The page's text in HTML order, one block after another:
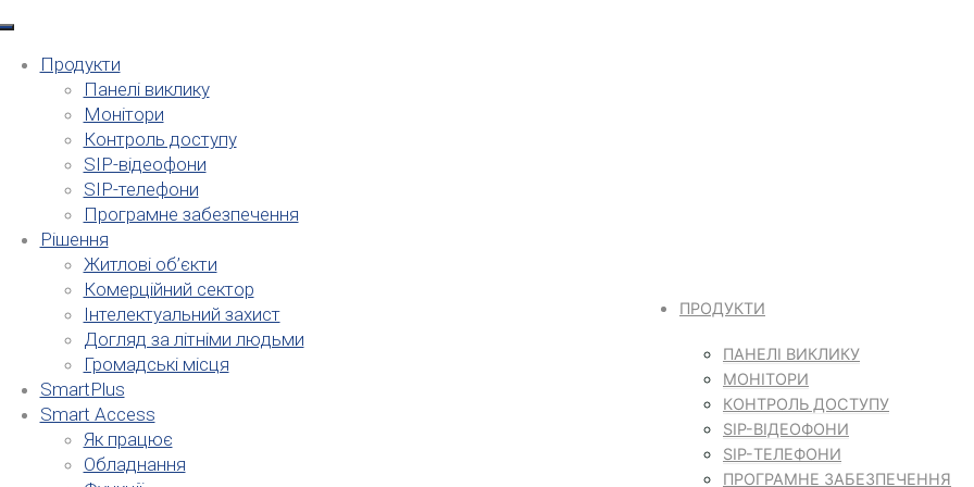
Продукти
Панелі виклику
Монітори
Контроль доступу
SIP-відеофони
SIP-телефони
Програмне забезпечення
Рішення
Житлові об’єкти
Комерційний сектор
Інтелектуальний захист
Догляд за літніми людьми
Громадські місця
SmartPlus
Smart Access
Як працює
Обладнання
ПРОДУКТИ
ПАНЕЛІ ВИКЛИКУ
МОНІТОРИ
КОНТРОЛЬ ДОСТУПУ
SIP-ВІДЕОФОНИ
SIP-ТЕЛЕФОНИ
ПРОГРАМНЕ ЗАБЕЗПЕЧЕННЯ